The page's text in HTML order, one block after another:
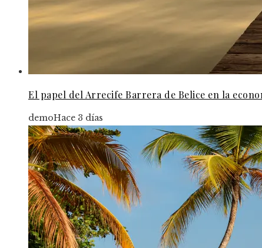
El papel del Arrecife Barrera de Belice en la
demoHace 3 días